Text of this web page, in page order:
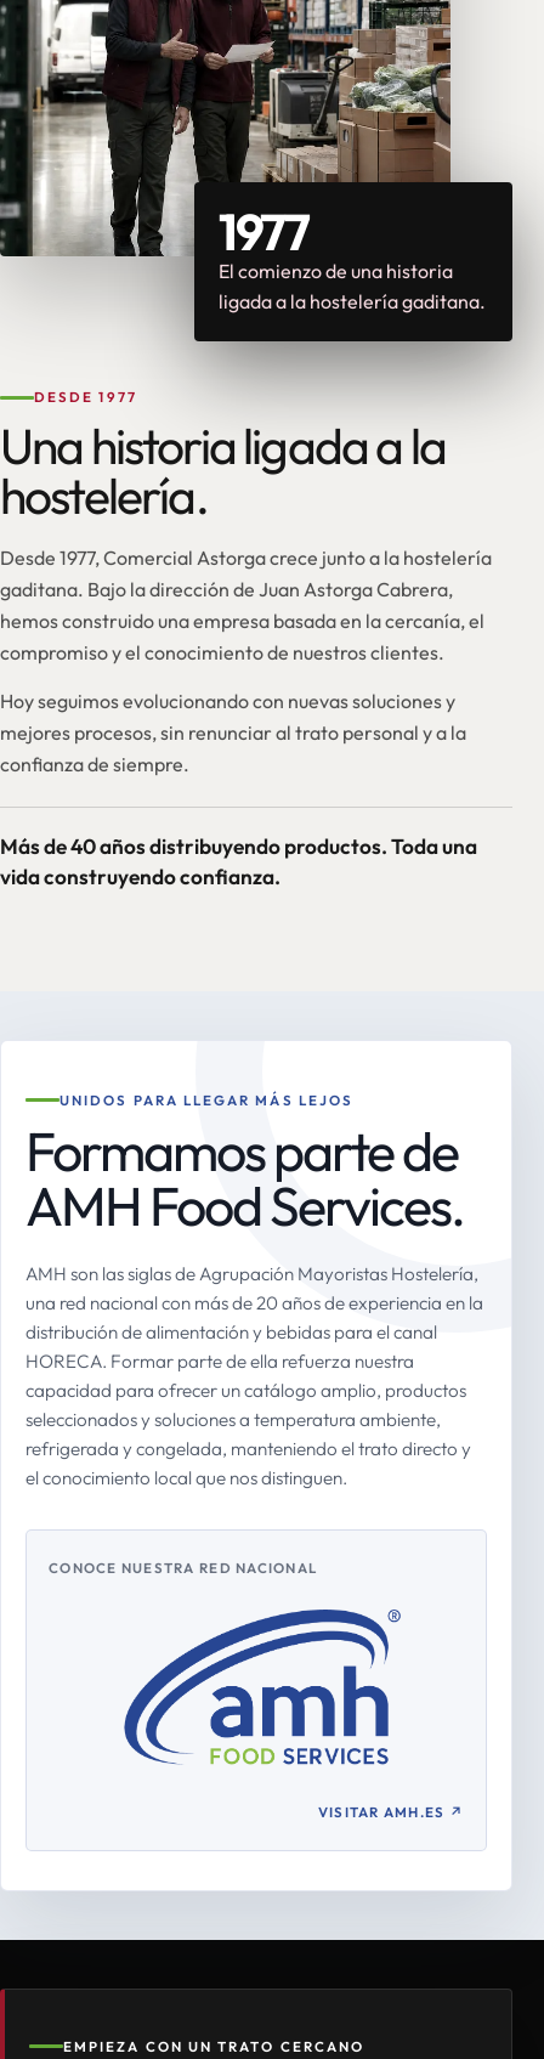
1977
El comienzo de una historia
ligada a la hostelería gaditana.
DESDE 1977
Una historia ligada a la
hostelería.
Desde 1977, Comercial Astorga crece junto a la hostelería
gaditana. Bajo la dirección de Juan Astorga Cabrera,
hemos construido una empresa basada en la cercanía, el
compromiso y el conocimiento de nuestros clientes.
Hoy seguimos evolucionando con nuevas soluciones y
mejores procesos, sin renunciar al trato personal y a la
confianza de siempre.
Más de 40 años distribuyendo productos. Toda una
vida construyendo confianza.
UNIDOS PARA LLEGAR MÁS LEJOS
Formamos parte de
AMH Food Services.
AMH son las siglas de Agrupación Mayoristas Hostelería,
una red nacional con más de 20 años de experiencia en la
distribución de alimentación y bebidas para el canal
HORECA. Formar parte de ella refuerza nuestra
capacidad para ofrecer un catálogo amplio, productos
seleccionados y soluciones a temperatura ambiente,
refrigerada y congelada, manteniendo el trato directo y
el conocimiento local que nos distinguen.
CONOCE NUESTRA RED NACIONAL
VISITAR AMH.ES ↗
EMPIEZA CON UN TRATO CERCANO